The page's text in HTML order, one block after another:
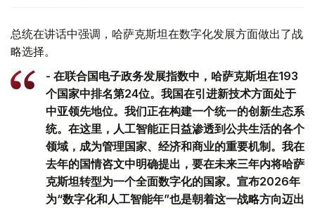
总统在讲话中强调，哈萨克斯坦在数字化发展方面做出了战
略选择。
- 在联合国电子政务发展指数中，哈萨克斯坦在193
个国家中排名第24位。我国在引进新技术方面处于
中亚领先地位。我们正在构建一个统一的创新生态系
统。在这里，人工智能正日益渗透到公共生活的各个
领域，成为管理国家、经济和商业的重要机制。我在
去年的国情咨文中明确提出，要在未来三年内将哈萨
克斯坦转型为一个全面数字化的国家。宣布2026年
为“数字化和人工智能年”也是朝着这一战略方向迈出